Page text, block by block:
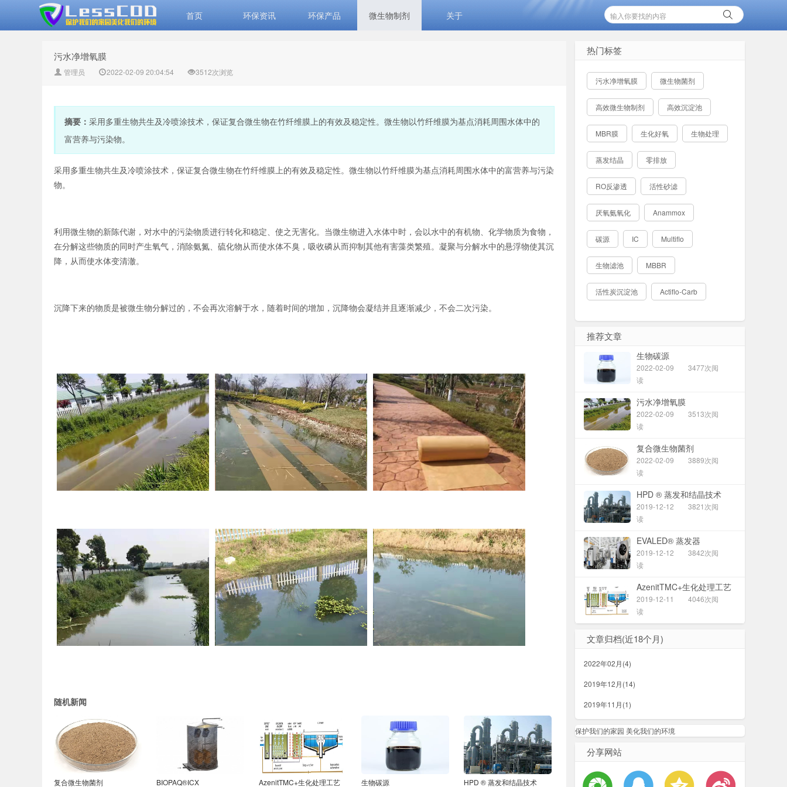
污水净增氧膜_LessCOD
高效微生物菌剂 生物高效
碳源 厌氧 IC UASB 高密
度沉淀池 厌氧氨氧化 蒸发
结晶 零排放 废水处理
首页 环保资讯 环保产品 微生物制剂 关于
污水净增氧膜
管理员 2022-02-09 20:04:54 3512次浏览
摘要： 采用多重生物共生及冷喷涂技术，保证复合微生物在竹纤维膜上的有效及稳定性。微生物以竹纤维膜为基点消耗周围水体中的
富营养与污染物。
采用多重生物共生及冷喷涂技术，保证复合微生物在竹纤维膜上的有效及稳定性。微生物以竹纤维膜为基点消耗周围水体中的富营养与污染
物。
利用微生物的新陈代谢，对水中的污染物质进行转化和稳定、使之无害化。当微生物进入水体中时，会以水中的有机物、化学物质为食物，
在分解这些物质的同时产生氧气，消除氨氮、硫化物从而使水体不臭，吸收磷从而抑制其他有害藻类繁殖。凝聚与分解水中的悬浮物使其沉
降，从而使水体变清澈。
沉降下来的物质是被微生物分解过的，不会再次溶解于水，随着时间的增加，沉降物会凝结并且逐渐减少，不会二次污染。
随机新闻
复合微生物菌剂 BIOPAQ®ICX AzenitTMC+生化处理工艺 生物碳源 HPD ® 蒸发和结晶技术
热门标签
污水净增氧膜 微生物菌剂
高效微生物制剂 高效沉淀池
MBR膜 生化好氧 生物处理
蒸发结晶 零排放
RO反渗透 活性砂滤
厌氧氨氧化 Anammox
碳源 IC Multiflo
生物滤池 MBBR
活性炭沉淀池 Actiflo-Carb
推荐文章
生物碳源
2022-02-09
3477次阅
读
污水净增氧膜
2022-02-09
3513次阅
读
复合微生物菌剂
2022-02-09
3889次阅
读
HPD ® 蒸发和结晶技术
2019-12-12
3821次阅
读
EVALED® 蒸发器
2019-12-12
3842次阅
读
AzenitTMC+生化处理工艺
2019-12-11
4046次阅
读
文章归档(近18个月)
2022年02月(4)
2019年12月(14)
2019年11月(1)
保护我们的家园 美化我们的环境
分享网站